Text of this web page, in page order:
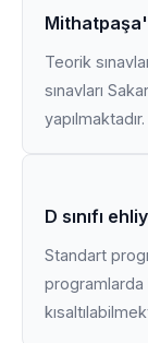
Teorik
sınavları
yapılmaktadır.
D sınıfı
Standart